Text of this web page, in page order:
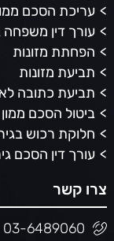
עריכת הסכם
עורך דין משפחה
הפחתת מזונות
תביעת מזונות
תביעת כתובה
ביטול הסכם ממון
חלוקת רכוש
עורך דין הסכם
צרו קשר
03-6489060